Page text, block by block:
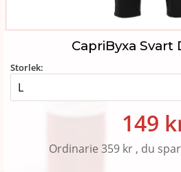
CapriByxa Svart
Storlek:
149
Ordinarie 359 kr , du